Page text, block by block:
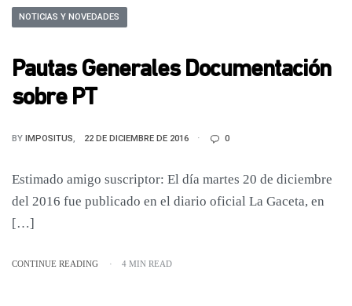
NOTICIAS Y NOVEDADES
Pautas Generales Documentación
sobre PT
BY IMPOSITUS 22 DE DICIEMBRE DE 2016 0
Estimado amigo suscriptor: El día martes 20 de diciembre
del 2016 fue publicado en el diario oficial La Gaceta, en
[…]
CONTINUE READING 4 MIN READ